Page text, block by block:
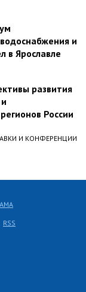
и
в Ярославле
развития
России
И КОНФЕРЕНЦИИ
RSS